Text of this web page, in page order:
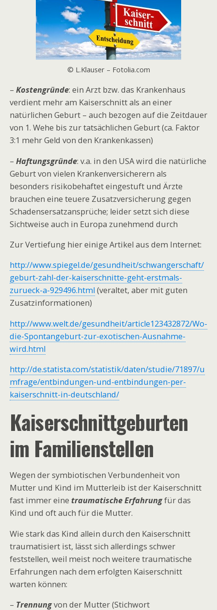
© L.Klauser – Fotolia.com
– Kostengründe: ein Arzt bzw. das Krankenhaus
verdient mehr am Kaiserschnitt als an einer
natürlichen Geburt – auch bezogen auf die Zeitdauer
von 1. Wehe bis zur tatsächlichen Geburt (ca. Faktor
3:1 mehr Geld von den Krankenkassen)
– Haftungsgründe: v.a. in den USA wird die natürliche
Geburt von vielen Krankenversicherern als
besonders risikobehaftet eingestuft und Ärzte
brauchen eine teuere Zusatzversicherung gegen
Schadensersatzansprüche; leider setzt sich diese
Sichtweise auch in Europa zunehmend durch
Zur Vertiefung hier einige Artikel aus dem Internet:
http://www.spiegel.de/gesundheit/schwangerschaft/
geburt-zahl-der-kaiserschnitte-geht-erstmals-
zurueck-a-929496.html (veraltet, aber mit guten
Zusatzinformationen)
http://www.welt.de/gesundheit/article123432872/Wo-
die-Spontangeburt-zur-exotischen-Ausnahme-
wird.html
http://de.statista.com/statistik/daten/studie/71897/u
mfrage/entbindungen-und-entbindungen-per-
kaiserschnitt-in-deutschland/
Kaiserschnittgeburten
im Familienstellen
Wegen der symbiotischen Verbundenheit von
Mutter und Kind im Mutterleib ist der Kaiserschnitt
fast immer eine traumatische Erfahrungfür das
Kind und oft auch für die Mutter.
Wie stark das Kind allein durch den Kaiserschnitt
traumatisiert ist, lässt sich allerdings schwer
feststellen, weil meist noch weitere traumatische
Erfahrungen nach dem erfolgten Kaiserschnitt
warten können:
– Trennungvon der Mutter (Stichwort